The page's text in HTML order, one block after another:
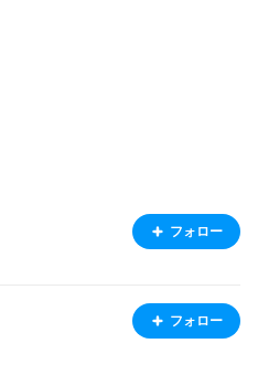
フォロー
フォロー